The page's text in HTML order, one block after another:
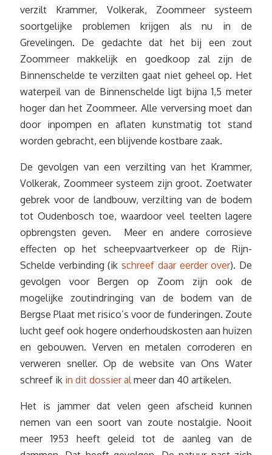
verzilt Krammer, Volkerak, Zoommeer systeem
soortgelijke problemen krijgen als nu in de
Grevelingen. De gedachte dat het bij een zout
Zoommeer makkelijk en goedkoop zal zijn de
Binnenschelde te verzilten gaat niet geheel op. Het
waterpeil van de Binnenschelde ligt bijna 1,5 meter
hoger dan het Zoommeer. Alle verversing moet dan
door inpompen en aflaten kunstmatig tot stand
worden gebracht, een blijvende kostbare zaak.
De gevolgen van een verzilting van het Krammer,
Volkerak, Zoommeer systeem zijn groot. Zoetwater
gebrek voor de landbouw, verzilting van de bodem
tot Oudenbosch toe, waardoor veel teelten lagere
opbrengsten geven. Meer en andere corrosieve
effecten op het scheepvaartverkeer op de Rijn-
Schelde verbinding (ikschreef daar eerder over). De
gevolgen voor Bergen op Zoom zijn ook de
mogelijke zoutindringing van de bodem van de
Bergse Plaat met risico’s voor de funderingen. Zoute
lucht geef ook hogere onderhoudskosten aan huizen
en gebouwen. Verven en metalen corroderen en
verweren sneller. Op de website van Ons Water
schreef ik in dit dossier al meer dan 40 artikelen.
Het is jammer dat velen geen afscheid kunnen
nemen van een soort van zoute nostalgie. Nooit
meer 1953 heeft geleid tot de aanleg van de